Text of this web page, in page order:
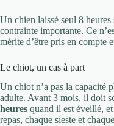
Un chien laissé seul 8
contrainte importante. Ce
mérite d’être pris en compte
Le chiot, un cas à part
Un chiot n’a pas la capacité
adulte. Avant 3 mois, il doit
heures quand il est éveillé,
repas, chaque sieste et